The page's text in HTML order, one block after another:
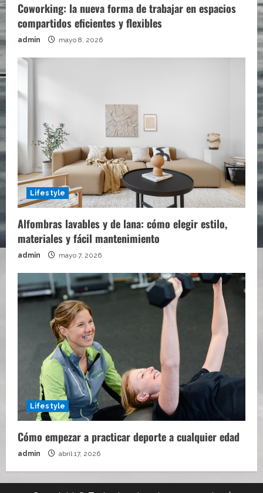
Coworking: la nueva forma de trabajar en espacios
compartidos eficientes y flexibles
admin mayo 8, 2026
Lifestyle
Alfombras lavables y de lana: cómo elegir estilo,
materiales y fácil mantenimiento
admin mayo 7, 2026
Lifestyle
Cómo empezar a practicar deporte a cualquier edad
admin abril 17, 2026